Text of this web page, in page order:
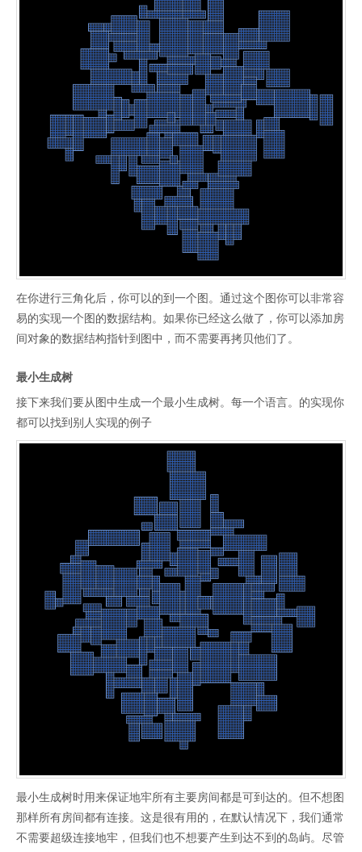
在你进行三角化后，你可以的到一个图。通过这个图你可以非常容
易的实现一个图的数据结构。如果你已经这么做了，你可以添加房
间对象的数据结构指针到图中，而不需要再拷贝他们了。
最小生成树
接下来我们要从图中生成一个最小生成树。每一个语言。的实现你
都可以找到别人实现的例子
最小生成树时用来保证地牢所有主要房间都是可到达的。但不想图
那样所有房间都有连接。这是很有用的，在默认情况下，我们通常
不需要超级连接地牢，但我们也不想要产生到达不到的岛屿。尽管